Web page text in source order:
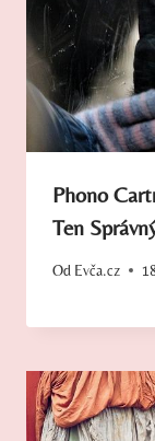
Phono
Ten
Od Evča.cz